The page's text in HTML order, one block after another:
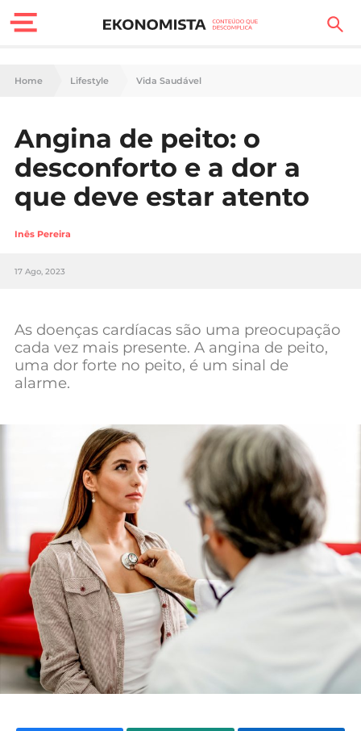
Finanças Pessoais
Carreira
Casa
Lifestyle
Sociedade
Negócios
Mundial 2026
Home Lifestyle Vida Saudável
Angina de peito: o
desconforto e a dor a
que deve estar atento
Inês Pereira
17 Ago, 2023
As doenças cardíacas são uma preocupação
cada vez mais presente. A angina de peito,
uma dor forte no peito, é um sinal de
alarme.